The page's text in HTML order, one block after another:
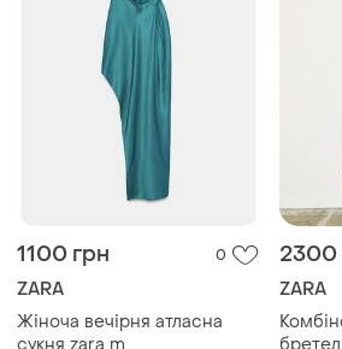
Жіноча вечірня атласна
2300
і ще 1